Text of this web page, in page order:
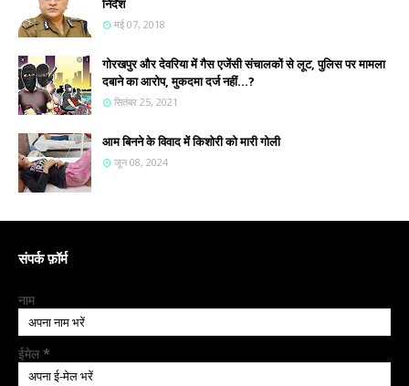
निर्देश
मई 07, 2018
गोरखपुर और देवरिया में गैस एजेंसी संचालकों से लूट, पुलिस पर मामला
दबाने का आरोप, मुकदमा दर्ज नहीं...?
सितंबर 25, 2021
आम बिनने के विवाद में किशोरी को मारी गोली
जून 08, 2024
संपर्क फ़ॉर्म
नाम
ईमेल *